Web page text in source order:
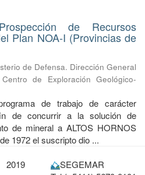
de Recursos
Plan NOA-I (Provincias de
de Defensa. Dirección General
de Exploración Geológico-
de trabajo de carácter
de concurrir a la solución de
de mineral a ALTOS HORNOS
1972 el suscripto dio ...
SEGEMAR